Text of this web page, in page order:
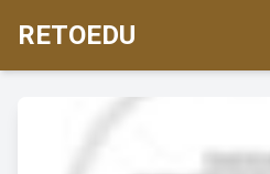
RETOEDU